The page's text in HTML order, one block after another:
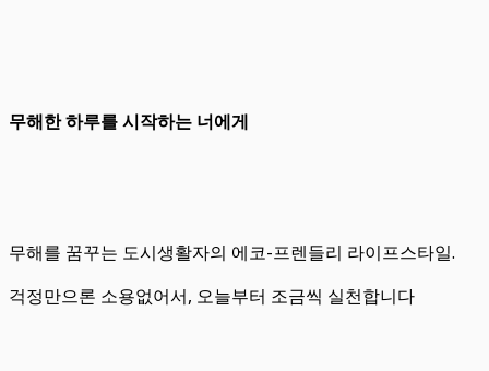
무해한 하루를 시작하는 너에게
무해를 꿈꾸는 도시생활자의 에코-프렌들리 라이프스타일.
걱정만으론 소용없어서, 오늘부터 조금씩 실천합니다